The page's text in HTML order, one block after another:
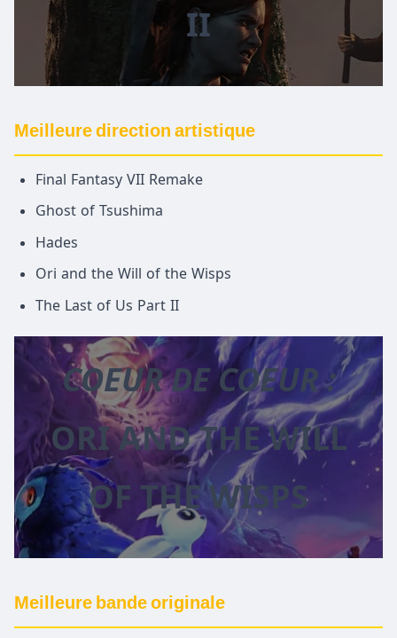
II
Meilleure direction artistique
Final Fantasy VII Remake
Ghost of Tsushima
Hades
Ori and the Will of the Wisps
The Last of Us Part II
COEUR DE COEUR :
ORI AND THE WILL
OF THE WISPS
Meilleure bande originale